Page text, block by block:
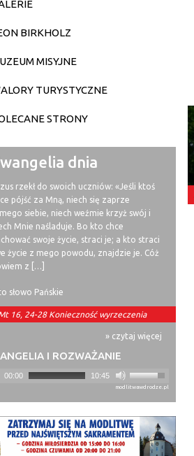
BIRKHOLZ
MISYJNE
TURYSTYCZNE
STRONY
dnia
rzekł do swoich uczniów: «Jeśli ktoś
pójść za Mną, niech się zaprze
siebie, niech weźmie krzyż swój i
Mnie naśladuje. Bo kto chce
swoje życie, straci je; a kto straci
życie z mego powodu, znajdzie je. Cóż
z […]
słowo Pańskie
16, 24-28 Konieczność wyrzeczenia
» czytaj więcej
I ROZWAŻANIE
00:00 10:45
modlitwawdrodze.pl